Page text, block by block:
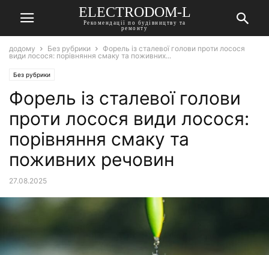
ELECTRODOM-L
Рекомендації по будівництву та
ремонту
додому Без рубрики
Форель із сталевої голови проти лосося
види лосося: порівняння смаку та поживних...
Без рубрики
Форель із сталевої голови
проти лосося види лосося:
порівняння смаку та
поживних речовин
27.08.2025